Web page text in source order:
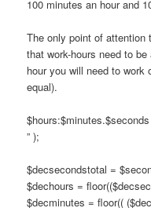
100 minutes an hour and
The only point of
that work-hours need to
hour you will need to work
equal).
$hours:$minutes.$seconds
” );
$decsecondstotal =
$dechours =
$decminutes = floor((